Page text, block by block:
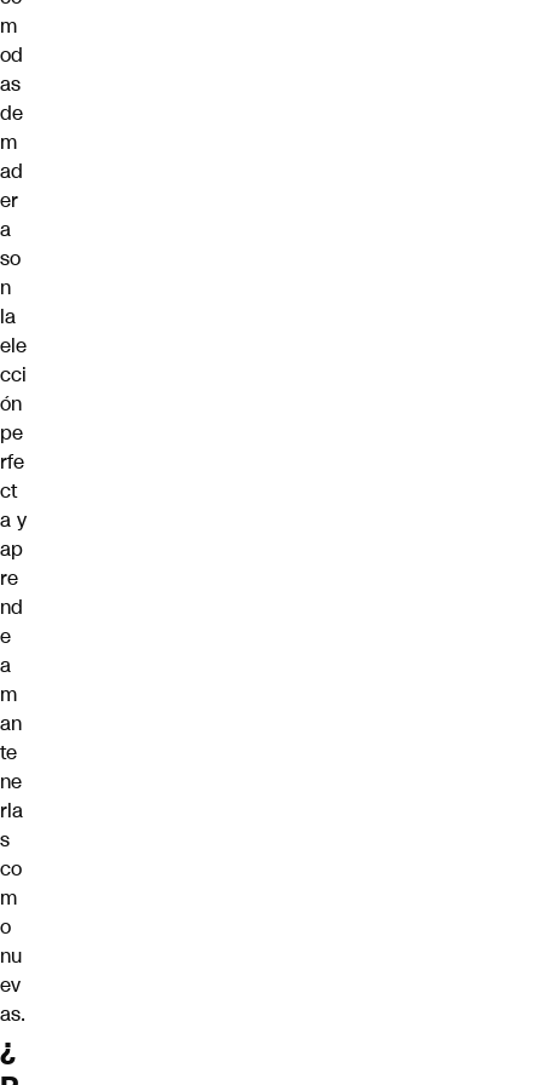
m
od
as
de
m
ad
er
a
so
n
la
ele
cci
ón
pe
rfe
ct
a y
ap
re
nd
e
a
m
an
te
ne
rla
s
co
m
o
nu
ev
as.
¿